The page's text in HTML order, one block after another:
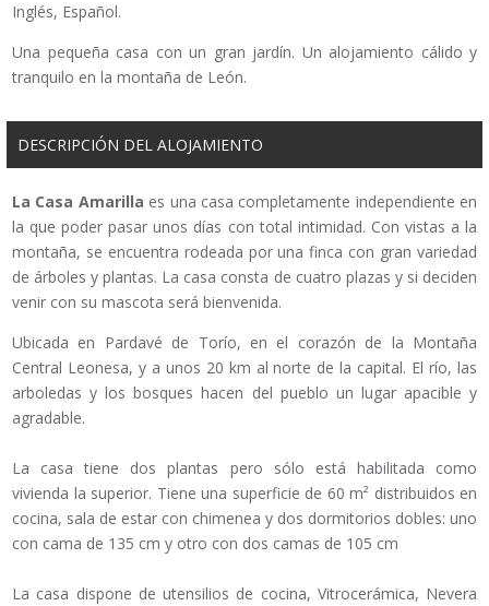
Inglés, Español.
Una pequeña casa con un gran jardín. Un alojamiento cálido y
tranquilo en la montaña de León.
DESCRIPCIÓN DEL ALOJAMIENTO
La Casa Amarilla es una casa completamente independiente en
la que poder pasar unos días con total intimidad. Con vistas a la
montaña, se encuentra rodeada por una finca con gran variedad
de árboles y plantas. La casa consta de cuatro plazas y si deciden
venir con su mascota será bienvenida.
Ubicada en Pardavé de Torío, en el corazón de la Montaña
Central Leonesa, y a unos 20 km al norte de la capital. El río, las
arboledas y los bosques hacen del pueblo un lugar apacible y
agradable.
La casa tiene dos plantas pero sólo está habilitada como
vivienda la superior. Tiene una superficie de 60 m² distribuidos en
cocina, sala de estar con chimenea y dos dormitorios dobles: uno
con cama de 135 cm y otro con dos camas de 105 cm
La casa dispone de utensilios de cocina, Vitrocerámica, Nevera